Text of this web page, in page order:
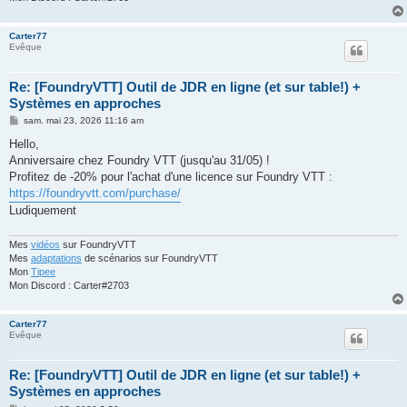
Carter77
Evêque
Re: [FoundryVTT] Outil de JDR en ligne (et sur table!) +
Systèmes en approches
M
s
a
g
sam. mai 23, 2026 11:16 am
Hello,
Anniversaire chez Foundry VTT (jusqu'au 31/05) !
Profitez de -20% pour l'achat d'une licence sur Foundry VTT :
https://foundryvtt.com/purchase/
Ludiquement
Mes vidéos sur FoundryVTT
Mes adaptations de scénarios sur FoundryVTT
Mon Tipee
Mon Discord : Carter#2703
Carter77
Evêque
Re: [FoundryVTT] Outil de JDR en ligne (et sur table!) +
Systèmes en approches